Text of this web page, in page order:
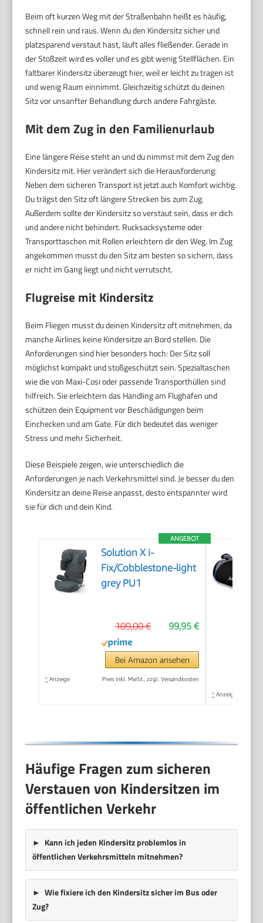
Beim oft kurzen Weg mit der Straßenbahn heißt es häufig,
schnell rein und raus. Wenn du den Kindersitz sicher und
platzsparend verstaut hast, läuft alles fließender. Gerade in
der Stoßzeit wird es voller und es gibt wenig Stellflächen. Ein
faltbarer Kindersitz überzeugt hier, weil er leicht zu tragen ist
und wenig Raum einnimmt. Gleichzeitig schützt du deinen
Sitz vor unsanfter Behandlung durch andere Fahrgäste.
Mit dem Zug in den Familienurlaub
Eine längere Reise steht an und du nimmst mit dem Zug den
Kindersitz mit. Hier verändert sich die Herausforderung:
Neben dem sicheren Transport ist jetzt auch Komfort wichtig.
Du trägst den Sitz oft längere Strecken bis zum Zug.
Außerdem sollte der Kindersitz so verstaut sein, dass er dich
und andere nicht behindert. Rucksacksysteme oder
Transporttaschen mit Rollen erleichtern dir den Weg. Im Zug
angekommen musst du den Sitz am besten so sichern, dass
er nicht im Gang liegt und nicht verrutscht.
Flugreise mit Kindersitz
Beim Fliegen musst du deinen Kindersitz oft mitnehmen, da
manche Airlines keine Kindersitze an Bord stellen. Die
Anforderungen sind hier besonders hoch: Der Sitz soll
möglichst kompakt und stoßgeschützt sein. Spezialtaschen
wie die von Maxi-Cosi oder passende Transporthüllen sind
hilfreich. Sie erleichtern das Handling am Flughafen und
schützen dein Equipment vor Beschädigungen beim
Einchecken und am Gate. Für dich bedeutet das weniger
Stress und mehr Sicherheit.
Diese Beispiele zeigen, wie unterschiedlich die
Anforderungen je nach Verkehrsmittel sind. Je besser du den
Kindersitz an deine Reise anpasst, desto entspannter wird
sie für dich und dein Kind.
ANGEBOT
Solution X i-
Fix/Cobblestone-light
grey PU1
99,95 €
109,00 €
Bei Amazon ansehen
* Anzeige Preis inkl. MwSt., zzgl. Versandkosten
* Anzeige
Häufige Fragen zum sicheren
Verstauen von Kindersitzen im
öffentlichen Verkehr
Kann ich jeden Kindersitz problemlos in
öffentlichen Verkehrsmitteln mitnehmen?
Wie fixiere ich den Kindersitz sicher im Bus oder
Zug?